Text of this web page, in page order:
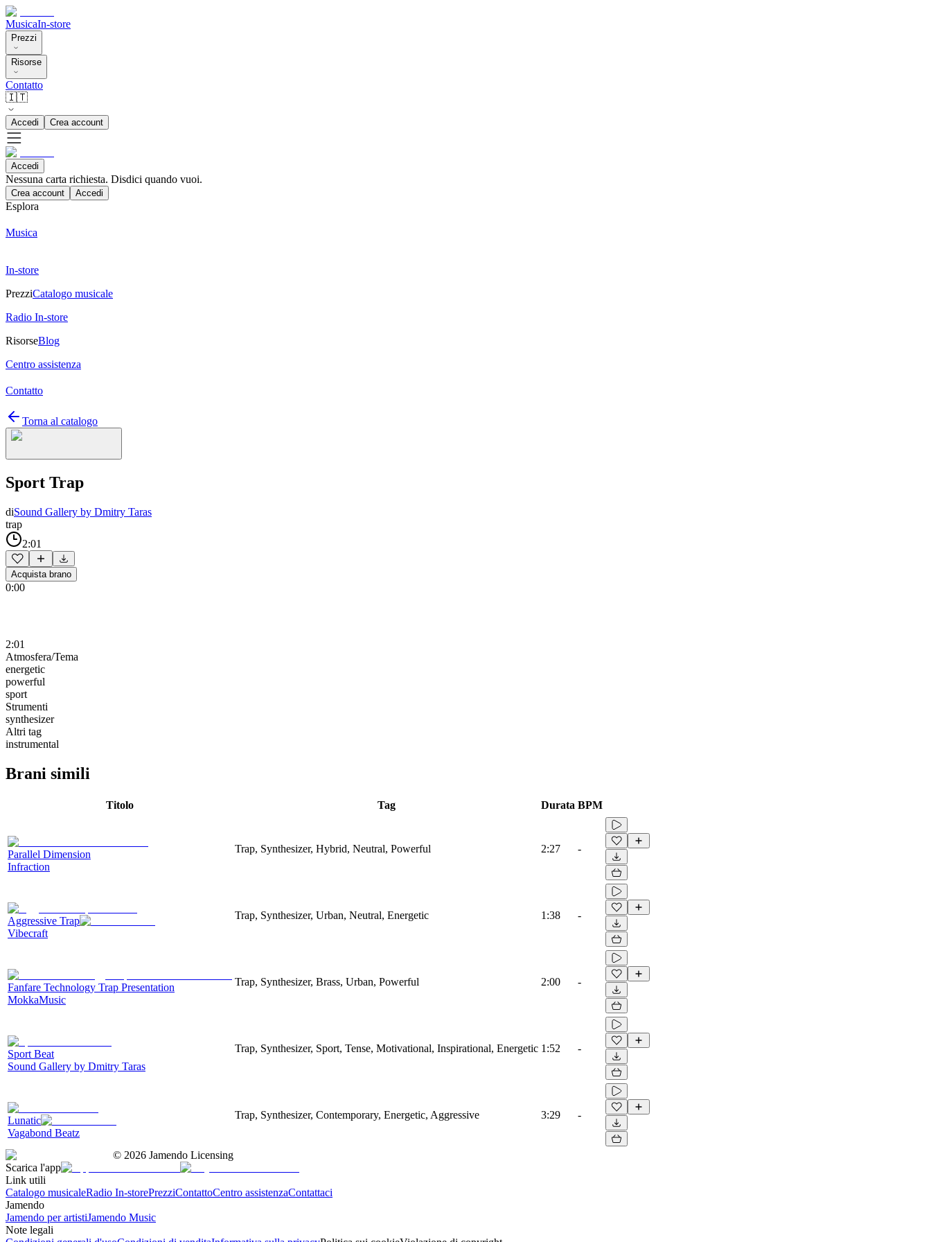
MusicaIn-store
Prezzi
Risorse
Contatto
🇮🇹
Accedi Crea account
Accedi
Nessuna carta richiesta. Disdici quando vuoi.
Crea account Accedi
Esplora
Musica
In-store
PrezziCatalogo musicale
Radio In-store
RisorseBlog
Centro assistenza
Contatto
Torna al catalogo
Sport Trap
diSound Gallery by Dmitry Taras
trap
2:01
Acquista brano
0:00
2:01
Atmosfera/Tema
energetic
powerful
sport
Strumenti
synthesizer
Altri tag
instrumental
Brani simili
Titolo Tag Durata BPM
Parallel Dimension
Infraction
Trap, Synthesizer, Hybrid, Neutral, Powerful 2:27 -
Aggressive Trap
Vibecraft
Trap, Synthesizer, Urban, Neutral, Energetic 1:38 -
Fanfare Technology Trap Presentation
MokkaMusic
Trap, Synthesizer, Brass, Urban, Powerful 2:00 -
Sport Beat
Sound Gallery by Dmitry Taras
Trap, Synthesizer, Sport, Tense, Motivational, Inspirational, Energetic 1:52 -
Lunatic
Vagabond Beatz
Trap, Synthesizer, Contemporary, Energetic, Aggressive 3:29 -
© 2026 Jamendo Licensing
Scarica l'app
Link utili
Catalogo musicaleRadio In-storePrezziContattoCentro assistenzaContattaci
Jamendo
Jamendo per artistiJamendo Music
Note legali